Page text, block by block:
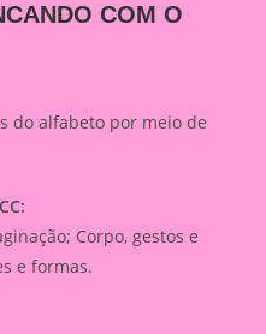
COM O
do alfabeto por meio de
Corpo, gestos e
e formas.